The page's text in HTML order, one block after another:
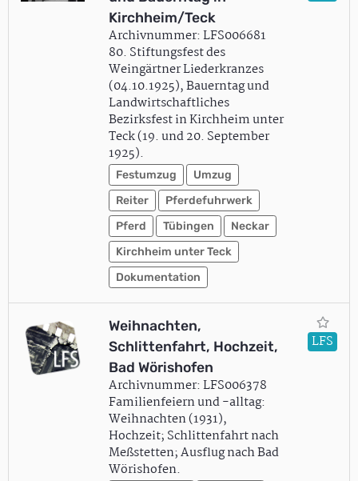
Kirchheim/Teck
Archivnummer: LFS006681
80. Stiftungsfest des
Weingärtner Liederkranzes
(04.10.1925), Bauerntag und
Landwirtschaftliches
Bezirksfest in Kirchheim unter
Teck (19. und 20. September
1925).
Festumzug
Umzug
Reiter
Pferdefuhrwerk
Pferd
Tübingen
Neckar
Kirchheim unter Teck
Dokumentation
Weihnachten,
Schlittenfahrt, Hochzeit,
Bad Wörishofen
Archivnummer: LFS006378
Familienfeiern und -alltag:
Weihnachten (1931),
Hochzeit; Schlittenfahrt nach
Meßstetten; Ausflug nach Bad
Wörishofen.
LFS